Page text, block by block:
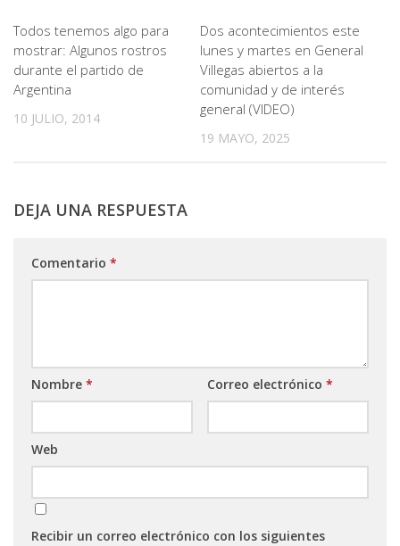
Todos tenemos algo para
mostrar: Algunos rostros
durante el partido de
Argentina
10 JULIO, 2014
Dos acontecimientos este
lunes y martes en General
Villegas abiertos a la
comunidad y de interés
general (VIDEO)
19 MAYO, 2025
DEJA UNA RESPUESTA
Comentario *
Nombre * Correo electrónico *
Web
Recibir un correo electrónico con los siguientes